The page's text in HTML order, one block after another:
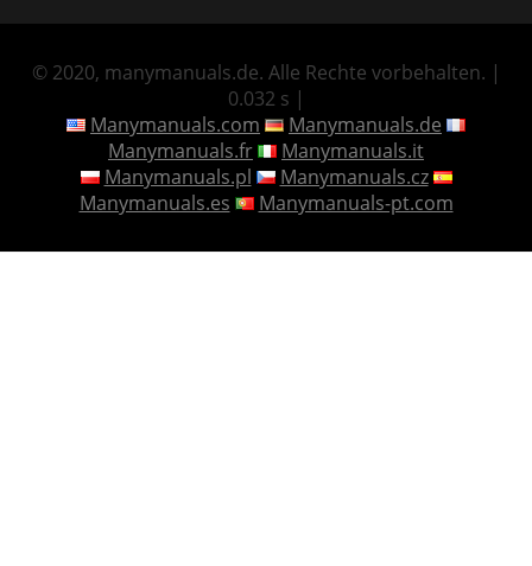
© 2020, manymanuals.de. Alle Rechte vorbehalten. |
0.032 s |
Manymanuals.com
Manymanuals.de
Manymanuals.fr
Manymanuals.it
Manymanuals.pl
Manymanuals.cz
Manymanuals.es
Manymanuals-pt.com